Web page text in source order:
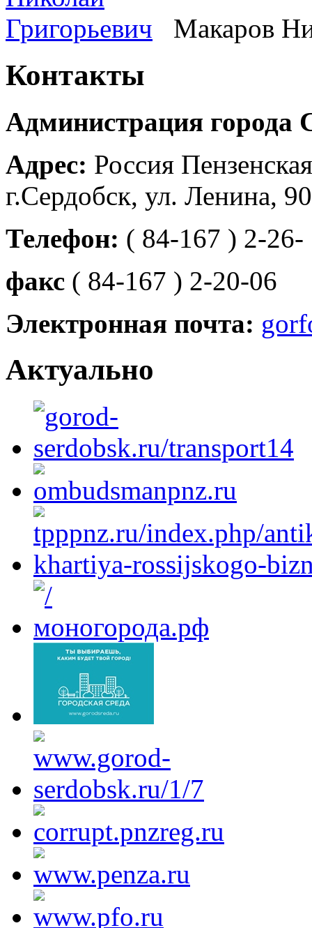
Макаров
Контакты
Администрация города
Адрес: Россия
г.Сердобск, ул. Ленина, 90
Телефон: ( 84-167 ) 2-26-
факс ( 84-167 ) 2-20-06
Электронная почта:
Актуально